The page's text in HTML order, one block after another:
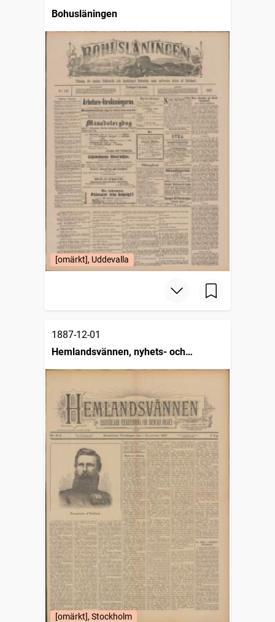
Bohusläningen
[omärkt], Uddevalla
1887-12-01
Hemlandsvännen, nyhets- och
missionsblad för svenska folket
[omärkt], Stockholm